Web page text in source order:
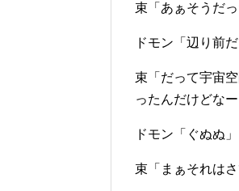
束「あぁそうだ
ドモン「辺り前
束「だって宇宙
ったんだけどなー
ドモン「ぐぬぬ」
束「まぁそれは